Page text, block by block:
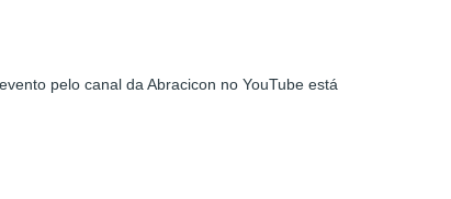
pelo canal da Abracicon no YouTube está